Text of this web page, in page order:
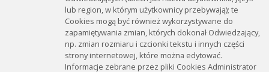
lub region, w którym użytkownicy przebywają); te
Cookies mogą być również wykorzystywane do
zapamiętywania zmian, których dokonał Odwiedzający,
np. zmian rozmiaru i czcionki tekstu i innych części
strony internetowej, które można edytować.
Informacje zebrane przez pliki Cookies Administrator